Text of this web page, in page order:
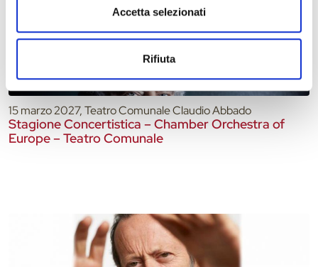
Accetta selezionati
Rifiuta
15 marzo 2027, Teatro Comunale Claudio Abbado
Stagione Concertistica – Chamber Orchestra of
Europe – Teatro Comunale